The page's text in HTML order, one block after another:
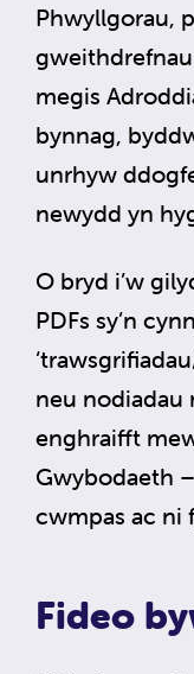
Phwyllgorau,
megis
bynnag,
unrhyw
newydd yn
O bryd i’w
PDFs sy’n
neu nodiadau
enghraifft
Gwybodaeth
cwmpas ac ni
Fideo